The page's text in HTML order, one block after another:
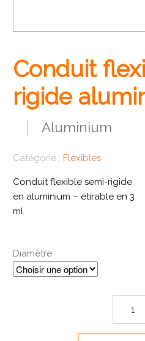
Conduit
rigide
Aluminium
Catégorie : Flexibles
Conduit flexible semi-rigide
en aluminium – étirable en 3
ml
Diamètre